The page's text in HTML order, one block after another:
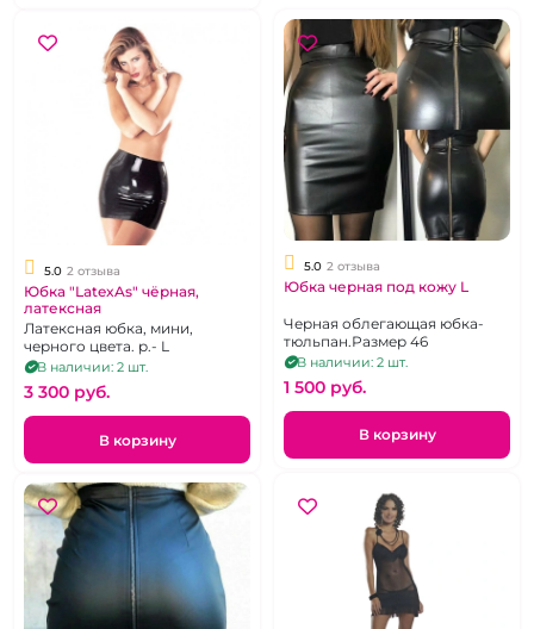
5.0 2 отзыва
Юбка "LatexAs" чёрная,
латексная
Латексная юбка, мини,
черного цвета. р.- L
В наличии: 2 шт.
3 300 pуб.
В корзину
5.0 2 отзыва
Юбка черная под кожу L
Черная облегающая юбка-
тюльпан.Размер 46
В наличии: 2 шт.
1 500 pуб.
В корзину